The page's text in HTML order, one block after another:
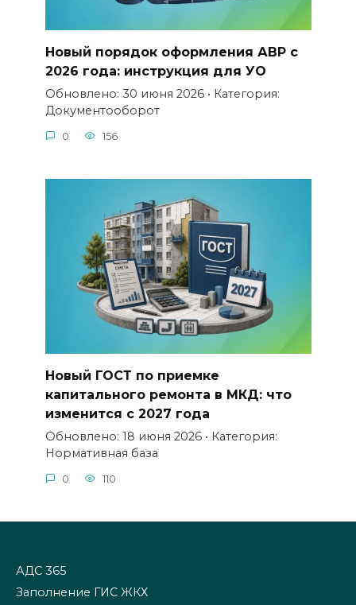
Новый порядок оформления АВР с
2026 года: инструкция для УО
Обновлено: 30 июня 2026 • Категория:
Документооборот
0 156
Новый ГОСТ по приемке
капитального ремонта в МКД: что
изменится с 2027 года
Обновлено: 18 июня 2026 • Категория:
Нормативная база
0 110
АДС 365
Заполнение ГИС ЖКХ